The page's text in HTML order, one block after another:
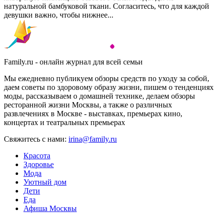
натуральной бамбуковой ткани. Согласитесь, что для каждой
девушки важно, чтобы нижнее...
Family.ru - онлайн журнал для всей семьи
Мы ежедневно публикуем обзоры средств по уходу за собой,
даем советы по здоровому образу жизни, пишем о тенденциях
моды, рассказываем о домашней технике, делаем обзоры
ресторанной жизни Москвы, а также о различных
развлечениях в Москве - выставках, премьерах кино,
концертах и театральных премьерах
Свяжитесь с нами: irina@family.ru
Красота
Здоровье
Мода
Уютный дом
Дети
Еда
Афиша Москвы